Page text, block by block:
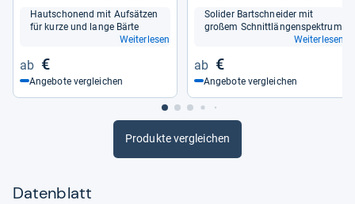
Haut­scho­nend mit Auf­sät­zen
für kurze und lange Bärte
Weiterlesen
€
Angebote vergleichen
Soli­der Bart­schnei­der mit
großem Schnitt­län­gen­spek­trum
Weiterlesen
€
Angebote vergleichen
Produkte vergleichen
Datenblatt